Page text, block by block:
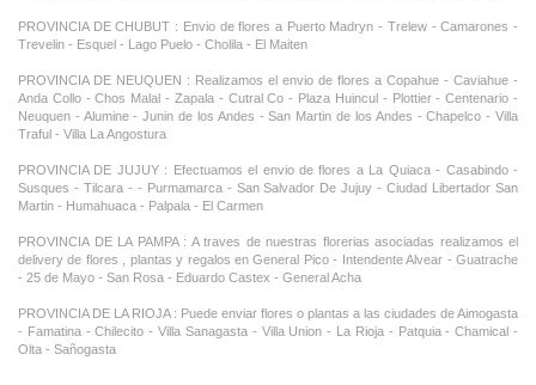
PROVINCIA DE CHUBUT : Envio de flores a Puerto Madryn - Trelew - Camarones -
Trevelin - Esquel - Lago Puelo - Cholila - El Maiten
PROVINCIA DE NEUQUEN : Realizamos el envio de flores a Copahue - Caviahue -
Anda Collo - Chos Malal - Zapala - Cutral Co - Plaza Huincul - Plottier - Centenario -
Neuquen - Alumine - Junin de los Andes - San Martin de los Andes - Chapelco - Villa
Traful - Villa La Angostura
PROVINCIA DE JUJUY : Efectuamos el envio de flores a La Quiaca - Casabindo -
Susques - Tilcara - - Purmamarca - San Salvador De Jujuy - Ciudad Libertador San
Martin - Humahuaca - Palpala - El Carmen
PROVINCIA DE LA PAMPA : A traves de nuestras florerias asociadas realizamos el
delivery de flores , plantas y regalos en General Pico - Intendente Alvear - Guatrache
- 25 de Mayo - San Rosa - Eduardo Castex - General Acha
PROVINCIA DE LA RIOJA : Puede enviar flores o plantas a las ciudades de Aimogasta
- Famatina - Chilecito - Villa Sanagasta - Villa Union - La Rioja - Patquia - Chamical -
Olta - Sañogasta